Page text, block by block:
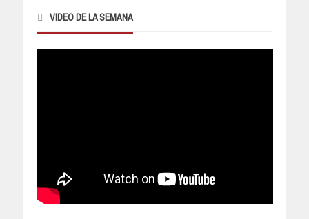
VIDEO DE LA SEMANA